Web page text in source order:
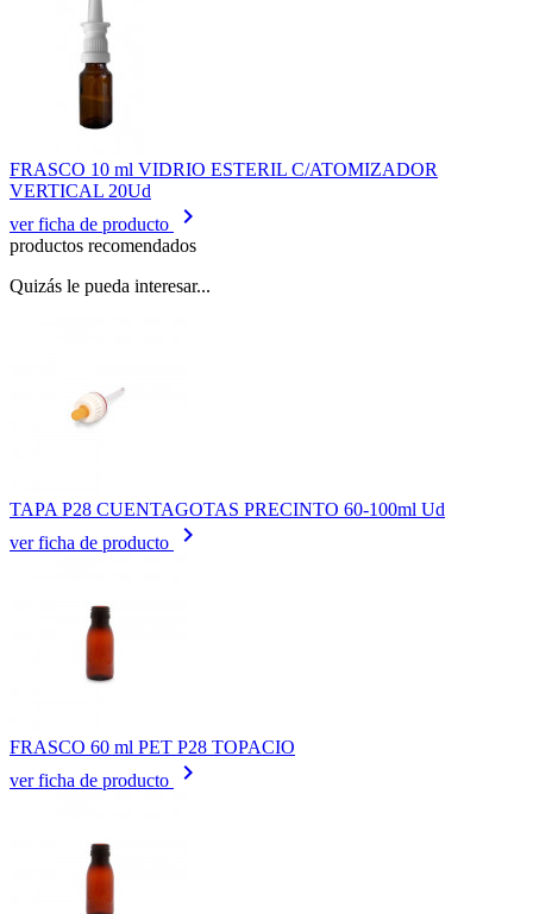
FRASCO 10 ml VIDRIO ESTERIL C/ATOMIZADOR
VERTICAL 20Ud
ver ficha de producto
keyboard_arrow_right
productos recomendados
Quizás le pueda interesar...
TAPA P28 CUENTAGOTAS PRECINTO 60-100ml Ud
ver ficha de producto
keyboard_arrow_right
FRASCO 60 ml PET P28 TOPACIO
ver ficha de producto
keyboard_arrow_right